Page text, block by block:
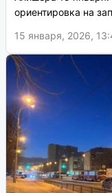
ориентировка на
15 января, 2026,